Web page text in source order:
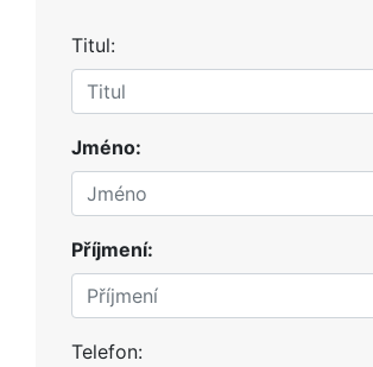
Titul:
Jméno:
Příjmení:
Telefon: